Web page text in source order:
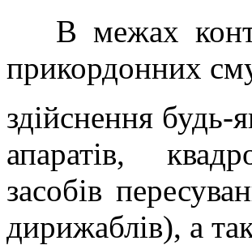
В межах
прикордонних
здійснення будь-
апаратів,
засобів
дирижаблів), а